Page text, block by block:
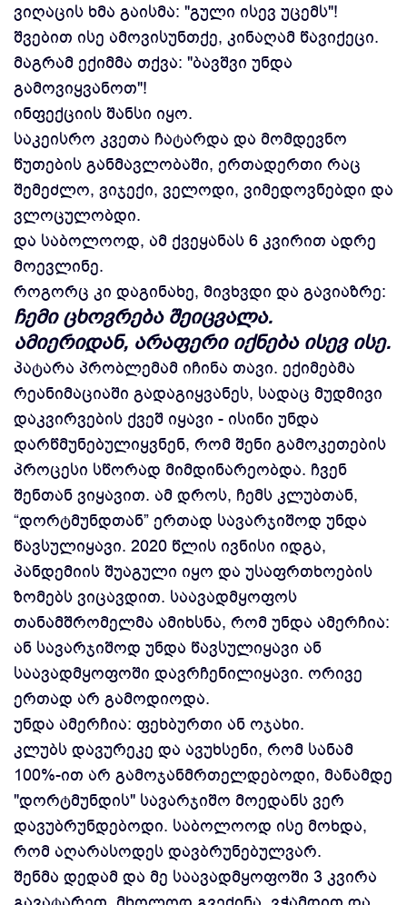
ვიღაცის ხმა გაისმა: "გული ისევ უცემს"!
შვებით ისე ამოვისუნთქე, კინაღამ წავიქეცი.
მაგრამ ექიმმა თქვა: "ბავშვი უნდა
გამოვიყვანოთ"!
ინფექციის შანსი იყო.
საკეისრო კვეთა ჩატარდა და მომდევნო
წუთების განმავლობაში, ერთადერთი რაც
შემეძლო, ვიჯექი, ველოდი, ვიმედოვნებდი და
ვლოცულობდი.
და საბოლოოდ, ამ ქვეყანას 6 კვირით ადრე
მოევლინე.
როგორც კი დაგინახე, მივხვდი და გავიაზრე:
ჩემი ცხოვრება შეიცვალა.
ამიერიდან, არაფერი იქნება ისევ ისე.
პატარა პრობლემამ იჩინა თავი. ექიმებმა
რეანიმაციაში გადაგიყვანეს, სადაც მუდმივი
დაკვირვების ქვეშ იყავი - ისინი უნდა
დარწმუნებულიყვნენ, რომ შენი გამოკეთების
პროცესი სწორად მიმდინარეობდა. ჩვენ
შენთან ვიყავით. ამ დროს, ჩემს კლუბთან,
“დორტმუნდთან” ერთად სავარჯიშოდ უნდა
წავსულიყავი. 2020 წლის ივნისი იდგა,
პანდემიის შუაგული იყო და უსაფრთხოების
ზომებს ვიცავდით. საავადმყოფოს
თანამშრომელმა ამიხსნა, რომ უნდა ამერჩია:
ან სავარჯიშოდ უნდა წავსულიყავი ან
საავადმყოფოში დავრჩენილიყავი. ორივე
ერთად არ გამოდიოდა.
უნდა ამერჩია: ფეხბურთი ან ოჯახი.
კლუბს დავურეკე და ავუხსენი, რომ სანამ
100%-ით არ გამოჯანმრთელდებოდი, მანამდე
"დორტმუნდის" სავარჯიშო მოედანს ვერ
დავუბრუნდებოდი. საბოლოოდ ისე მოხდა,
რომ აღარასოდეს დავბრუნებულვარ.
შენმა დედამ და მე საავადმყოფოში 3 კვირა